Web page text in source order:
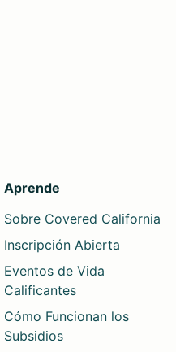
Aprende
Sobre Covered California
Inscripción Abierta
Eventos de Vida
Calificantes
Cómo Funcionan los
Subsidios